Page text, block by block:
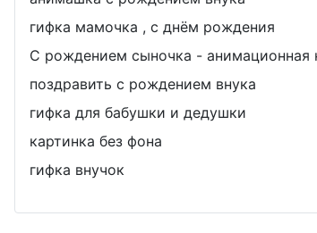
гифка мамочка , с днём рождения
С рождением сыночка - анимационная
поздравить с рождением внука
гифка для бабушки и дедушки
картинка без фона
гифка внучок